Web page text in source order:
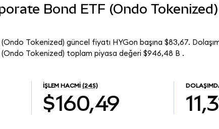
Bond ETF (Ondo
Tokenized) güncel fiyatı HYGon başına $83,67.
Tokenized) toplam piyasa değeri $946,48 B .
İŞLEM HACMI (24S)
$160,49